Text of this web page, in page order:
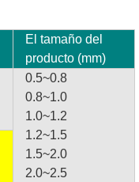
El tamaño del
producto (mm)
0.5~0.8
0.8~1.0
1.0~1.2
1.2~1.5
1.5~2.0
2.0~2.5